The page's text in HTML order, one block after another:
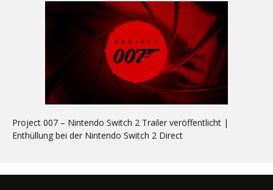
Project 007 – Nintendo Switch 2 Trailer veröffentlicht |
Enthüllung bei der Nintendo Switch 2 Direct